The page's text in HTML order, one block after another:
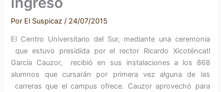
Por El Suspicaz/ 24/07/2015
El Centro Universitario del Sur, mediante una ceremonia
que estuvo presidida por el rector Ricardo Xicoténcatl
García Cauzor, recibió en sus instalaciones a los 868
alumnos que cursarán por primera vez alguna de las
carreras que el campus ofrece. Cauzor aprovechó para